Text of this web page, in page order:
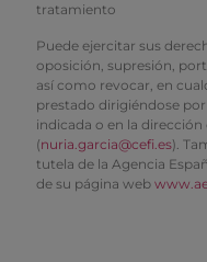
tratamiento
Puede ejercitar sus
oposición, supresión,
así como revocar, en
prestado dirigiéndose
indicada o en la
(nuria.garcia@cefi.es).
tutela de la Agencia
de su página web